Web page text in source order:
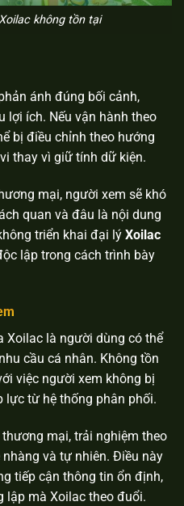
không tồn tại
ánh đúng bối cảnh,
lợi ích. Nếu vận hành theo
bị điều chỉnh theo hướng
thay vì giữ tính dữ kiện.
mại, người xem sẽ khó
quan và đâu là nội dung
triển khai đại lý Xoilac
lập trong cách trình bày
Xoilac là người dùng có thể
cầu cá nhân. Không tồn
việc người xem không bị
lực từ hệ thống phân phối.
mại, trải nghiệm theo
và tự nhiên. Điều này
tiếp cận thông tin ổn định,
lập mà Xoilac theo đuổi.
×
Xoilac